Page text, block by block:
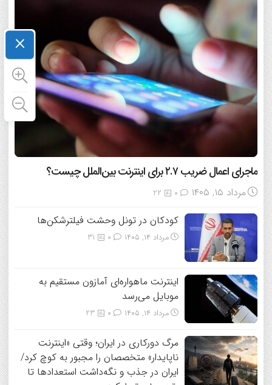
ماجرای اعمال ضریب ۲.۷ برای اینترنت بین‌الملل چیست؟
مرداد ۱۵, ۱۴۰۵ 22
کودکان در تونل وحشت فیلترشکن‌ها
مرداد ۱۴, ۱۴۰۵ 31
اینترنت ماهواره‌ای آمازون مستقیم به
موبایل می‌رسد
مرداد ۱۴, ۱۴۰۵ 23
مرگ دورکاری در ایران؛ وقتی «اینترنت
ناپایدار» متخصصان را مجبور به کوچ کرد/
ایران در جذب و نگه‌داشت استعدادها تا
×